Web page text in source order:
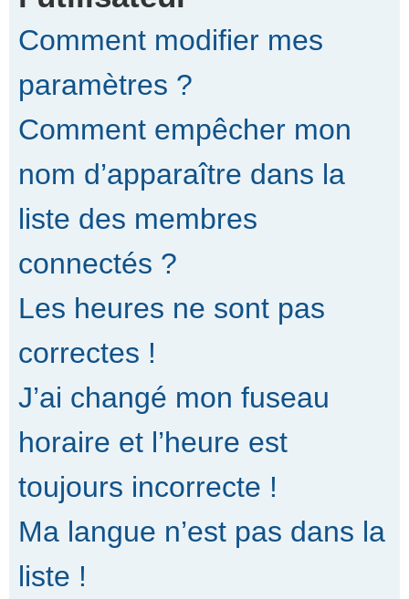
Comment modifier mes
paramètres ?
Comment empêcher mon
nom d’apparaître dans la
liste des membres
connectés ?
Les heures ne sont pas
correctes !
J’ai changé mon fuseau
horaire et l’heure est
toujours incorrecte !
Ma langue n’est pas dans la
liste !